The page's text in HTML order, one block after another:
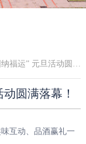
” 元旦活动圆满落幕！
圆满落幕！
互动、品酒赢礼一